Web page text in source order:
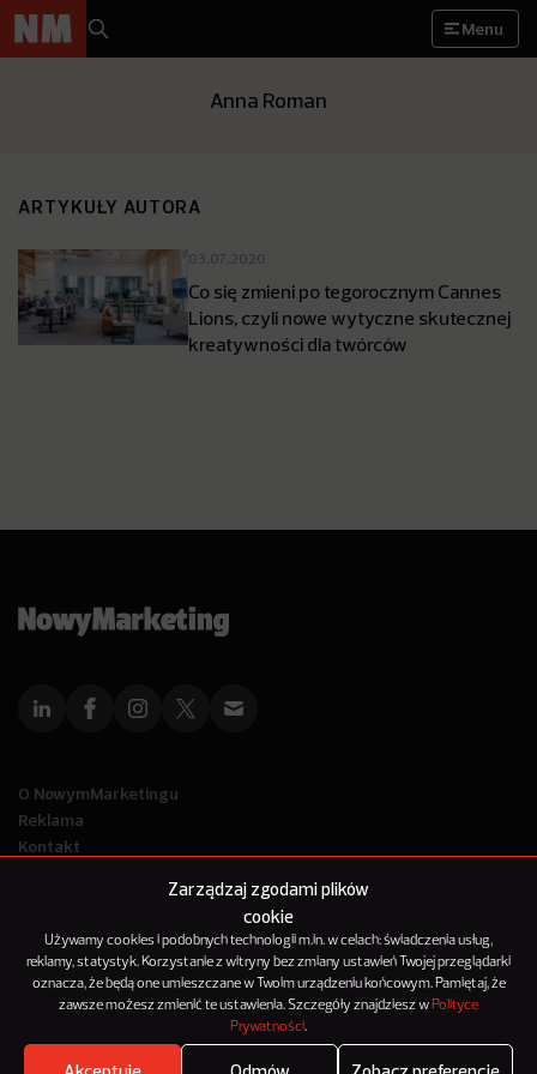
Zarządzaj zgodami plików
cookie
Używamy cookies i podobnych technologii m.in. w celach: świadczenia usług,
reklamy, statystyk. Korzystanie z witryny bez zmiany ustawień Twojej przeglądarki
oznacza, że będą one umieszczane w Twoim urządzeniu końcowym. Pamiętaj, że
zawsze możesz zmienić te ustawienia. Szczegóły znajdziesz w Polityce
Prywatności.
Menu
Anna Roman
ARTYKUŁY AUTORA
03.07.2020
Co się zmieni po tegorocznym Cannes
Lions, czyli nowe wytyczne skutecznej
kreatywności dla twórców
O NowymMarketingu
Reklama
Kontakt
© 2012-2025
NowyMarketing jest marką 143Media Sp. z o.o.